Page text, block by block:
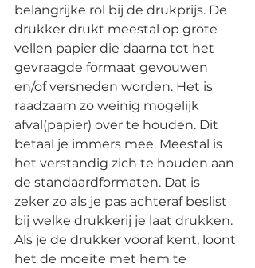
belangrijke rol bij de drukprijs. De
drukker drukt meestal op grote
vellen papier die daarna tot het
gevraagde formaat gevouwen
en/of versneden worden. Het is
raadzaam zo weinig mogelijk
afval(papier) over te houden. Dit
betaal je immers mee. Meestal is
het verstandig zich te houden aan
de standaardformaten. Dat is
zeker zo als je pas achteraf beslist
bij welke drukkerij je laat drukken.
Als je de drukker vooraf kent, loont
het de moeite met hem te